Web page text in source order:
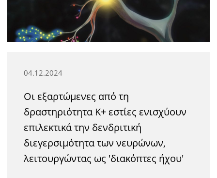
04.12.2024
Οι εξαρτώμενες από τη
δραστηριότητα Κ+ εστίες ενισχύουν
επιλεκτικά την δενδριτική
διεγερσιμότητα των νευρώνων,
λειτουργώντας ως 'διακόπτες ήχου'